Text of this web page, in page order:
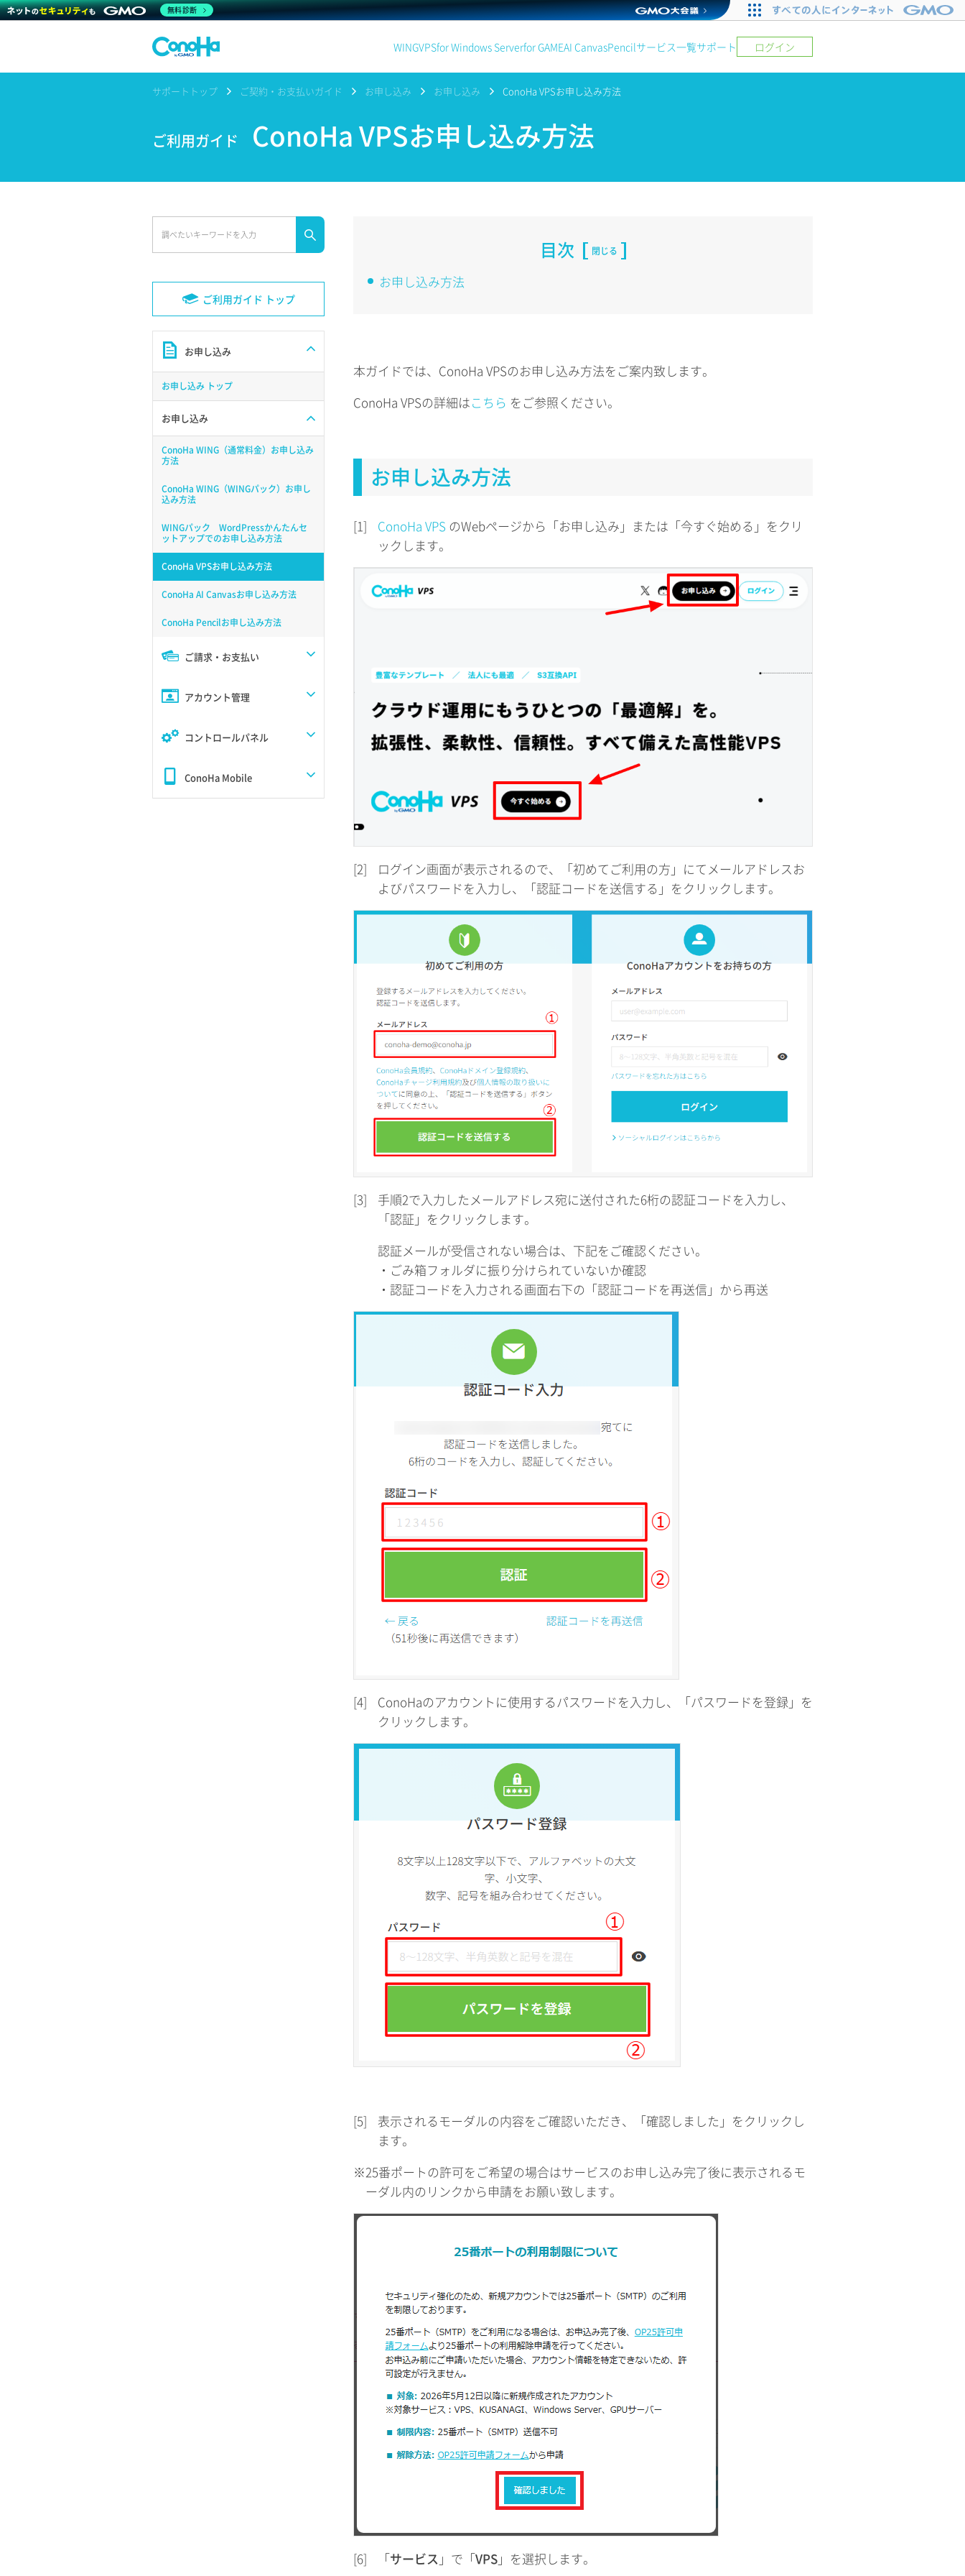
WINGVPSfor Windows Serverfor GAMEAI CanvasPencilサービス一覧サポート ログイン
サポートトップ ご契約・お支払いガイド お申し込み お申し込み ConoHa VPSお申し込み方法
ご利用ガイド ConoHa VPSお申し込み方法
ご利用ガイド トップ
お申し込み
お申し込み トップ
お申し込み
ConoHa WING（通常料金）お申し込み
方法
ConoHa WING（WINGパック）お申し
込み方法
WINGパック WordPressかんたんセ
ットアップでのお申し込み方法
ConoHa VPSお申し込み方法
ConoHa AI Canvasお申し込み方法
ConoHa Pencilお申し込み方法
ご請求・お支払い
アカウント管理
コントロールパネル
ConoHa Mobile
目次 閉じる
お申し込み方法
本ガイドでは、ConoHa VPSのお申し込み方法をご案内致します。
ConoHa VPSの詳細はこちら をご参照ください。
お申し込み方法
[1] ConoHa VPS のWebページから「お申し込み」または「今すぐ始める」をクリ
ックします。
[2]
ログイン画面が表示されるので、「初めてご利用の方」にてメールアドレスお
よびパスワードを入力し、「認証コードを送信する」をクリックします。
[3]
手順2で入力したメールアドレス宛に送付された6桁の認証コードを入力し、
「認証」をクリックします。
認証メールが受信されない場合は、下記をご確認ください。
・ごみ箱フォルダに振り分けられていないか確認
・認証コードを入力される画面右下の「認証コードを再送信」から再送
[4]
ConoHaのアカウントに使用するパスワードを入力し、「パスワードを登録」を
クリックします。
[5]
表示されるモーダルの内容をご確認いただき、「確認しました」をクリックし
ます。
※25番ポートの許可をご希望の場合はサービスのお申し込み完了後に表示されるモ
ーダル内のリンクから申請をお願い致します。
[6] 「サービス 」で「VPS 」を選択します。
無料診断